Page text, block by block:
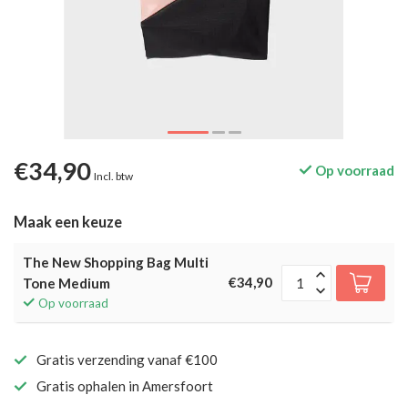
€34,90 Incl. btw Op voorraad
Maak een keuze
The New Shopping Bag Multi
Tone Medium
Op voorraad
€34,90
Gratis verzending vanaf €100
Gratis ophalen in Amersfoort